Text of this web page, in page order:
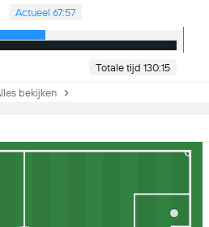
Actueel 67:57
Totale tijd 130:15
bekijken